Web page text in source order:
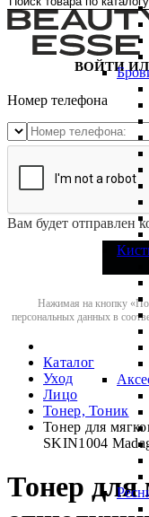
ВОЙТИ
Номер телефона
Вам будет отправлен
Нажимая на кнопку
персональных данных в
Каталог
Уход
Лицо
Тонер, Тоник
Тонер для
SKIN1004
Тонер для